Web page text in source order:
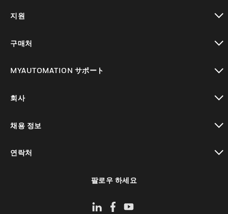
지원
구매처
MYAUTOMATION サポート
회사
채용 정보
연락처
팔로우 하세요